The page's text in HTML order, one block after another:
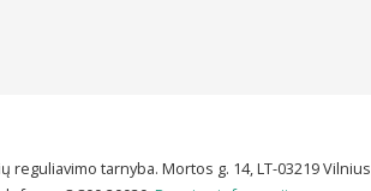
reguliavimo tarnyba. Mortos g. 14, LT-03219 Vilnius